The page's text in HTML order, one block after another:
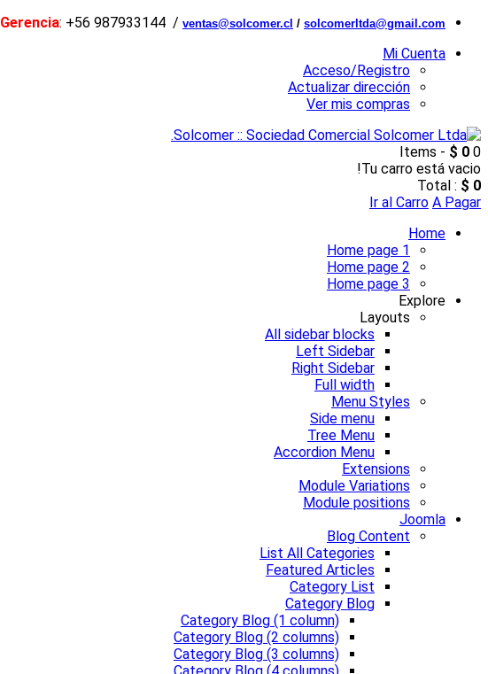
Gerencia: +56 987933144 / ventas@solcomer.cl / solcomerltda@gmail.com
Mi Cuenta
Acceso/Registro
Actualizar dirección
Ver mis compras
0 Items -
$ 0
Tu carro está vacio!
Total : $ 0
Ir al Carro A Pagar
Home
Home page 1
Home page 2
Home page 3
Explore
Layouts
All sidebar blocks
Left Sidebar
Right Sidebar
Full width
Menu Styles
Side menu
Tree Menu
Accordion Menu
Extensions
Module Variations
Module positions
Joomla
Blog Content
List All Categories
Featured Articles
Category List
Category Blog
Category Blog (1 column)
Category Blog (2 columns)
Category Blog (3 columns)